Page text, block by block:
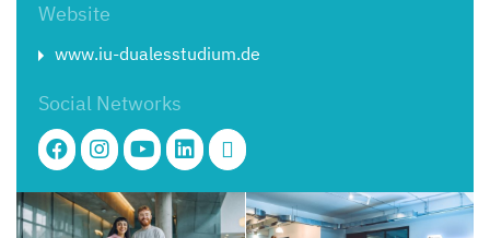
Website
www.iu-dualesstudium.de
Social Networks